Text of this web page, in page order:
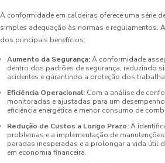
A conformidade em caldeiras oferece uma série
simples adequação às normas e regulamentos.
dos principais benefícios:
Aumento da Segurança:A conformidade
dentro dos padrões de segurança, reduzindo
acidentes e garantindo a proteção dos
Eficiência Operacional: Com a análise de
monitoradas e ajustadas para um
eficiência energética e menor consumo de
Redução de Custos a Longo Prazo:A
problemas e a implementação de
paradas inesperadas e a prolongar a vida útil
em economia financeira.